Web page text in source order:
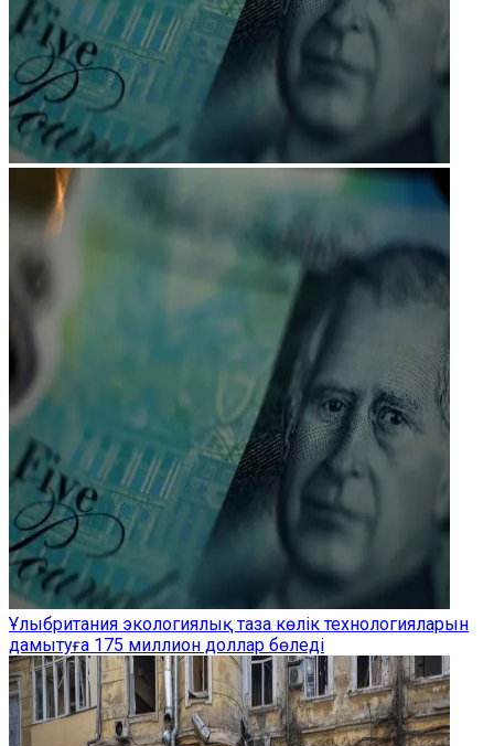
Ұлыбритания экологиялық таза көлік технологияларын
дамытуға 175 миллион доллар бөледі